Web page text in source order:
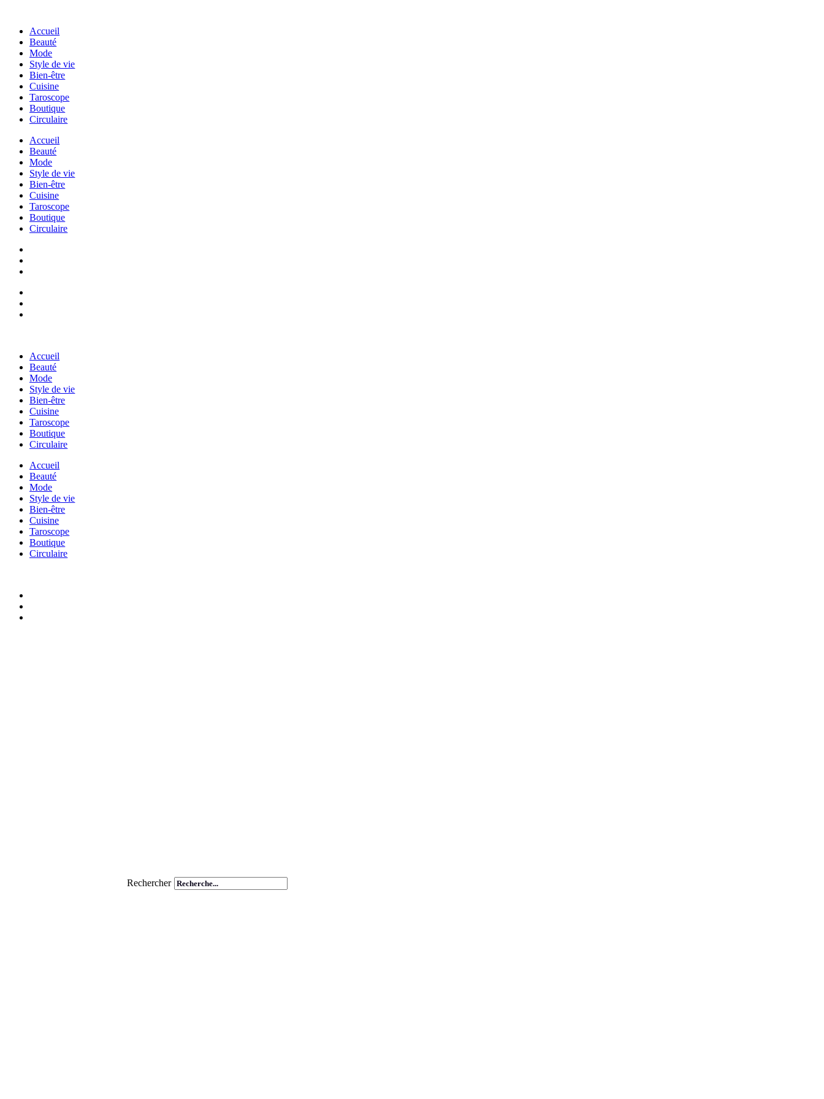
Accueil
Beauté
Mode
Style de vie
Bien-être
Cuisine
Taroscope
Boutique
Circulaire
Accueil
Beauté
Mode
Style de vie
Bien-être
Cuisine
Taroscope
Boutique
Circulaire
Accueil
Beauté
Mode
Style de vie
Bien-être
Cuisine
Taroscope
Boutique
Circulaire
Accueil
Beauté
Mode
Style de vie
Bien-être
Cuisine
Taroscope
Boutique
Circulaire
Rechercher